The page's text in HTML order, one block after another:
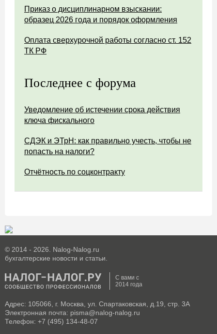
Приказ о дисциплинарном взыскании:
образец 2026 года и порядок оформления
Оплата сверхурочной работы согласно ст. 152
ТК РФ
Последнее с форума
Уведомление об истечении срока действия
ключа фискального
СДЭК и ЭТрН: как правильно учесть, чтобы не
попасть на налоги?
Отчётность по соцконтракту
© 2014 - 2026. Nalog-Nalog.ru
бухгалтерские новости и статьи.
С вами с
2014 года
Адрес: 105066, г. Москва, ул. Спартаковская, д.19, стр. 3А
Электронная почта: pisma@nalog-nalog.ru
Телефон: +7 (495) 134-48-07